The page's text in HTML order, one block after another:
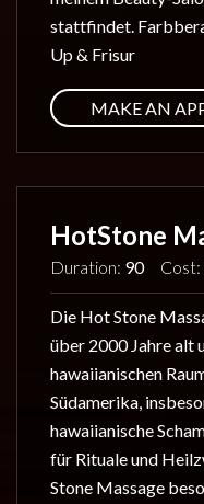
stattfindet.
Up & Frisur
MAKE AN
HotStone
Duration: 90 Cost:
Die Hot Stone
über 2000 Jahre alt
hawaiianischen
Südamerika,
hawaiianische
für Rituale und
Stone Massage